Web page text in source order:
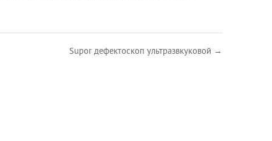
Supor дефектоскоп ультразвкуковой →